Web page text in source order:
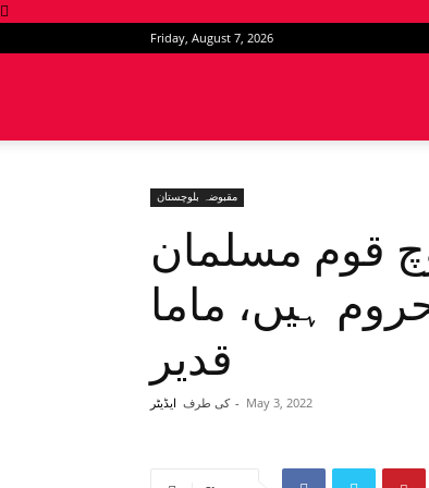
Friday, August 7, 2026
مقبوضہ بلوچستان
قوم مسلمان
ہیں، ماما
قدیر
کی طرف ایڈیٹر - May 3, 2022